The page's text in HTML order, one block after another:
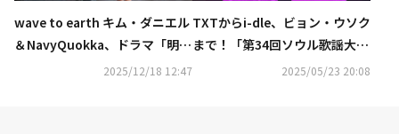
wave to earth キム・ダニエル
＆NavyQuokka、ドラマ「明日
はきっと」のOSTに参加！2曲
2025/12/18 12:47
TXTからi-dle、ビョン・ウソク
まで！「第34回ソウル歌謡大
賞」豪華ラインナップを公開
2025/05/23 20:08